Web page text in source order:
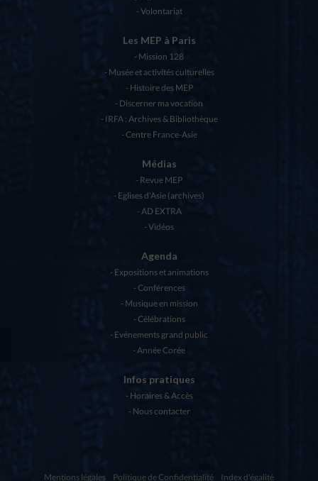
Volontariat
Les MEP à Paris
Mission 128
Musée et activités culturelles
Histoire des MEP
Discerner ma vocation
IRFA : Archives & Bibliothèque
Centre France-Asie
Médias
Revue MEP
Eglises d’Asie (archives)
AD EXTRA
Vidéos
Agenda
Expositions et animations
Conférences
Musique en mission
Célébrations
Evénements grand public
Année Corée
Infos pratiques
Horaires & Accès
Nous contacter
Mentions légales Politique de Confidentialité Index d'égalité